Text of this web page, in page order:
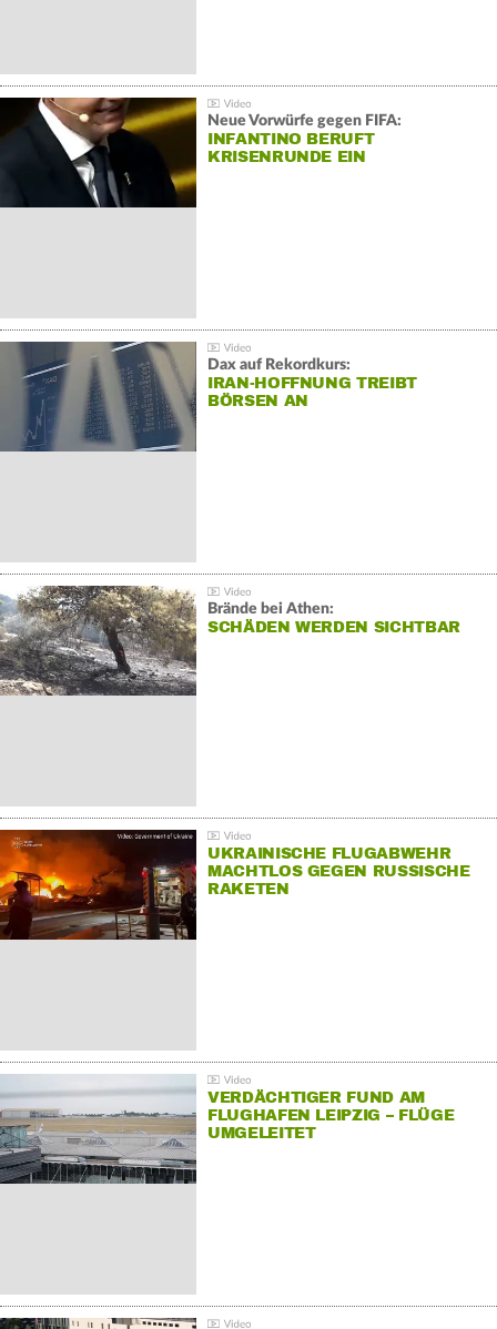
Neue Vorwürfe gegen FIFA:
INFANTINO BERUFT
KRISENRUNDE EIN
Dax auf Rekordkurs:
IRAN-HOFFNUNG TREIBT
BÖRSEN AN
Brände bei Athen:
SCHÄDEN WERDEN SICHTBAR
UKRAINISCHE FLUGABWEHR
MACHTLOS GEGEN RUSSISCHE
RAKETEN
VERDÄCHTIGER FUND AM
FLUGHAFEN LEIPZIG – FLÜGE
UMGELEITET